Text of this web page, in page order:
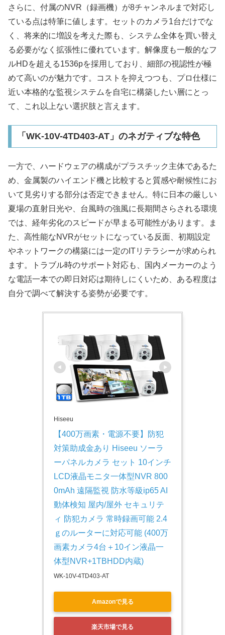
さらに、付属のNVR（録画機）が8チャンネルまで対応し
ている点は特筆に値します。セットのカメラ1台だけでな
く、将来的に増設を考えた際も、システム全体を買い替え
る必要がなく拡張性に優れています。解像度も一般的なフ
ルHDを超える1536pを採用しており、細部の視認性が極
めて高いのが魅力です。コストを抑えつつも、プロ仕様に
近い本格的な監視システムを自宅に構築したい層にとっ
て、これ以上ない選択肢と言えます。
「WK-10V-4TD403-AT」のネガティブな特色
一方で、ハードウェアの構成がプラスチック主体であるた
め、金属製のハイエンド機と比較すると質感や耐候性にお
いて見劣りする部分は否定できません。特に日本の厳しい
夏場の直射日光や、台風時の強風に長期間さらされる環境
では、経年劣化のスピードが早まる可能性があります。ま
た、高性能なNVRがセットになっている反面、初期設定
やネットワークの構築には一定のITリテラシーが求められ
ます。トラブル時のサポート対応も、国内メーカーのよう
な電話一本での即日対応は期待しにくいため、ある程度は
自分で調べて解決する姿勢が必要です。
Hiseeu
【400万画素・電源不要】防犯
対策助成金あり Hiseeu ソーラ
ーパネルカメラ セット 10インチ
LCD液晶モニタ一体型NVR 800
0mAh 遠隔監視 防水等級ip65 AI
動体検知 屋内/屋外 セキュリテ
ィ 防犯カメラ 常時録画可能 2.4
ｇのルーターに対応可能 (400万
画素カメラ4台＋10イン液晶一
体型NVR+1TBHDD内蔵)
WK-10V-4TD403-AT
Amazonで見る
楽天市場で見る